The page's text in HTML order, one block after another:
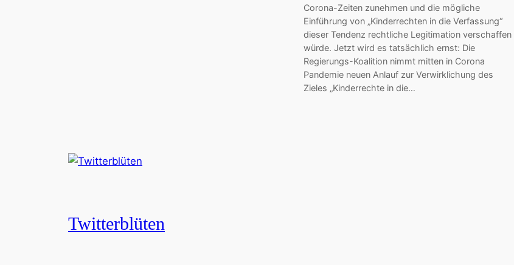
Corona-Zeiten zunehmen und die mögliche
Einführung von „Kinderrechten in die Verfassung“
dieser Tendenz rechtliche Legitimation verschaffen
würde. Jetzt wird es tatsächlich ernst: Die
Regierungs-Koalition nimmt mitten in Corona
Pandemie neuen Anlauf zur Verwirklichung des
Zieles „Kinderrechte in die…
Twitterblüten